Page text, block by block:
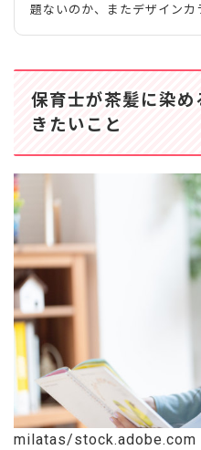
題ないのか、またデザインカ
ついてもまとめました。 保育
はここを見て判断しよう 保育
ーなどでおしゃれをしにくい
ね。しかし、髪色自由という
ど、髪色は服装よりも自由度
しれません。 とはいえ、自
言って赤やピンク色など派
いというわけではありませ
保育士が茶髪に染
きたいこと
milatas/stock.adobe.com